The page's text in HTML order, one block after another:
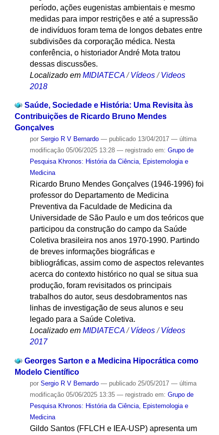
período, ações eugenistas ambientais e mesmo
medidas para impor restrições e até a supressão
de indivíduos foram tema de longos debates entre
subdivisões da corporação médica. Nesta
conferência, o historiador André Mota tratou
dessas discussões.
Localizado em MIDIATECA /Vídeos /Videos
2018
Saúde, Sociedade e História: Uma Revisita às
Contribuições de Ricardo Bruno Mendes
Gonçalves
por Sergio R V Bernardo — publicado13/04/2017 — última
modificação05/06/2025 13:28 — registrado em: Grupo de
Pesquisa Khronos: História da Ciência, Epistemologia e
Medicina
Ricardo Bruno Mendes Gonçalves (1946-1996) foi
professor do Departamento de Medicina
Preventiva da Faculdade de Medicina da
Universidade de São Paulo e um dos teóricos que
participou da construção do campo da Saúde
Coletiva brasileira nos anos 1970-1990. Partindo
de breves informações biográficas e
bibliográficas, assim como de aspectos relevantes
acerca do contexto histórico no qual se situa sua
produção, foram revisitados os principais
trabalhos do autor, seus desdobramentos nas
linhas de investigação de seus alunos e seu
legado para a Saúde Coletiva.
Localizado em MIDIATECA / Vídeos / Vídeos
2017
Georges Sarton e a Medicina Hipocrática como
Modelo Científico
por Sergio R V Bernardo — publicado25/05/2017 — última
modificação05/06/2025 13:35 — registrado em: Grupo de
Pesquisa Khronos: História da Ciência, Epistemologia e
Medicina
Gildo Santos (FFLCH e IEA-USP) apresenta um